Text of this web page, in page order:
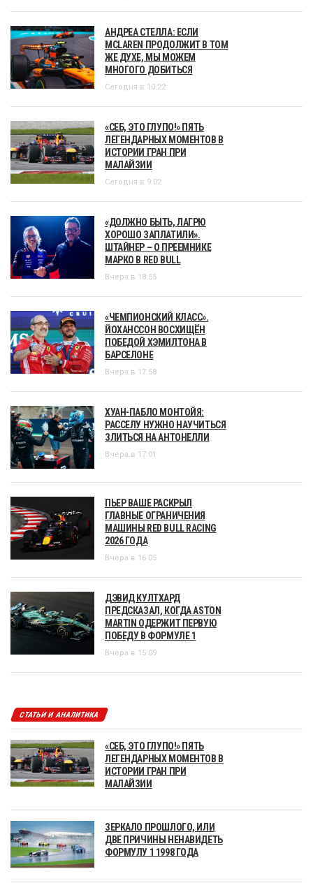
АНДРЕА СТЕЛЛА: ЕСЛИ
MCLAREN ПРОДОЛЖИТ В ТОМ
ЖЕ ДУХЕ, МЫ МОЖЕМ
МНОГОГО ДОБИТЬСЯ
Сегодня в 10:22
«СЕБ, ЭТО ГЛУПО!» ПЯТЬ
ЛЕГЕНДАРНЫХ МОМЕНТОВ В
ИСТОРИИ ГРАН ПРИ
МАЛАЙЗИИ
Сегодня в 9:02
«ДОЛЖНО БЫТЬ, ЛАГРЮ
ХОРОШО ЗАПЛАТИЛИ».
ШТАЙНЕР – О ПРЕЕМНИКЕ
МАРКО В RED BULL
Вчера в 18:55
«ЧЕМПИОНСКИЙ КЛАСС».
ЙОХАНССОН ВОСХИЩЁН
ПОБЕДОЙ ХЭМИЛТОНА В
БАРСЕЛОНЕ
Вчера в 17:58
ХУАН-ПАБЛО МОНТОЙЯ:
РАССЕЛУ НУЖНО НАУЧИТЬСЯ
ЗЛИТЬСЯ НА АНТОНЕЛЛИ
Вчера в 17:01
ПЬЕР ВАШЕ РАСКРЫЛ
ГЛАВНЫЕ ОГРАНИЧЕНИЯ
МАШИНЫ RED BULL RACING
2026 ГОДА
Вчера в 16:05
ДЭВИД КУЛТХАРД
ПРЕДСКАЗАЛ, КОГДА ASTON
MARTIN ОДЕРЖИТ ПЕРВУЮ
ПОБЕДУ В ФОРМУЛЕ 1
Вчера в 15:09
СТАТЬИ И АНАЛИТИКА
«СЕБ, ЭТО ГЛУПО!» ПЯТЬ
ЛЕГЕНДАРНЫХ МОМЕНТОВ В
ИСТОРИИ ГРАН ПРИ
МАЛАЙЗИИ
ЗЕРКАЛО ПРОШЛОГО, ИЛИ
ДВЕ ПРИЧИНЫ НЕНАВИДЕТЬ
ФОРМУЛУ 1 1998 ГОДА